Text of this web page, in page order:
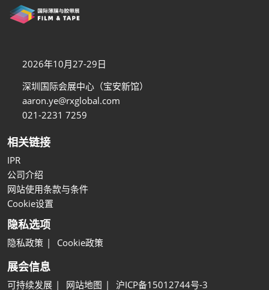
2026年10月27-29日
深圳国际会展中心（宝安新馆）
aaron.ye@rxglobal.com
021-2231 7259
相关链接
IPR
公司介绍
网站使用条款与条件
Cookie设置
隐私选项
隐私政策 Cookie政策
展会信息
可持续发展 网站地图 沪ICP备15012744号-3